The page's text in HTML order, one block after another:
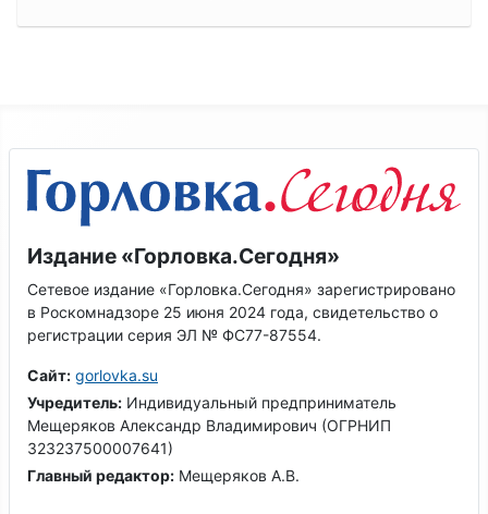
Издание «Горловка.Сегодня»
Сетевое издание «Горловка.Сегодня» зарегистрировано
в Роскомнадзоре 25 июня 2024 года, свидетельство о
регистрации серия ЭЛ № ФС77-87554.
Сайт: gorlovka.su
Учредитель: Индивидуальный предприниматель
Мещеряков Александр Владимирович (ОГРНИП
323237500007641)
Главный редактор: Мещеряков А.В.